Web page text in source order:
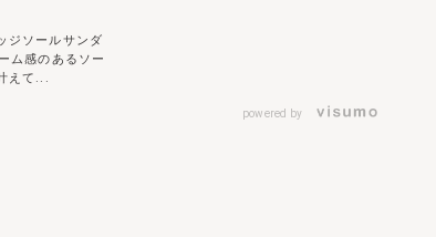
ジソールサンダ
ム感のあるソー
えて...
powered by